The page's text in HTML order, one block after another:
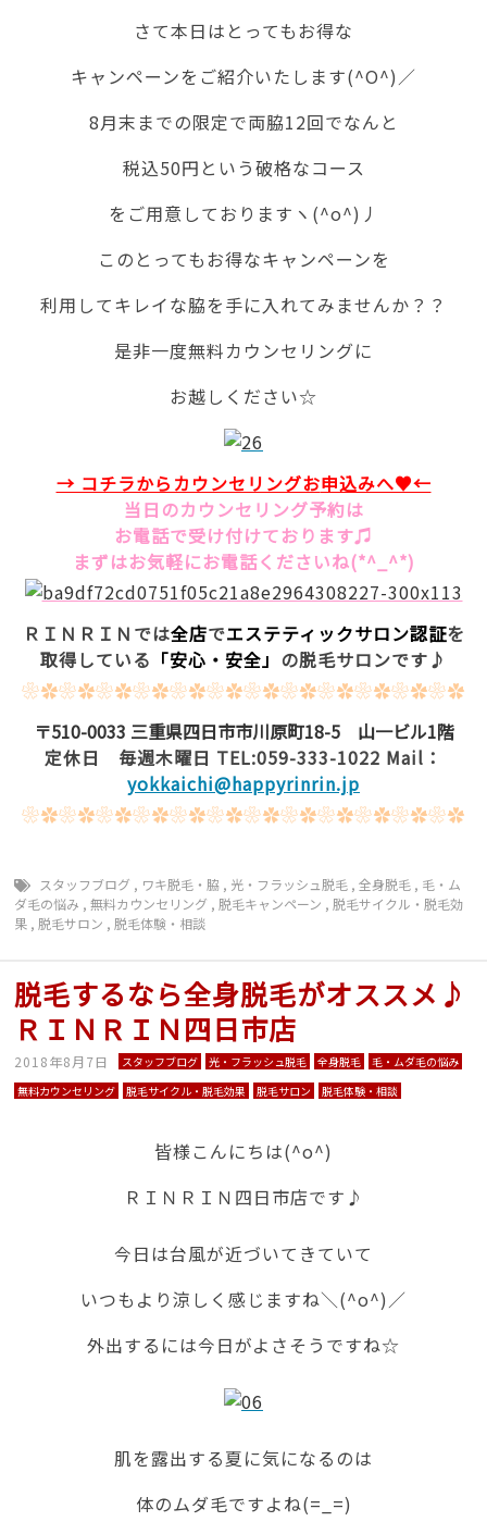
さて本日はとってもお得な
キャンペーンをご紹介いたします(^O^)／
8月末までの限定で両脇12回でなんと
税込50円という破格なコース
をご用意しておりますヽ(^o^)丿
このとってもお得なキャンペーンを
利用してキレイな脇を手に入れてみませんか？？
是非一度無料カウンセリングに
お越しください☆
→ コチラからカウンセリングお申込みへ♥←
当日のカウンセリング予約は
お電話で受け付けております♫
まずはお気軽にお電話くださいね(*^_^*)
ＲＩＮＲＩＮでは全店でエステティックサロン認証を
取得している 「安心・安全」 の脱毛サロンです♪
❀✿❀✿❀✿❀✿❀✿❀✿❀✿❀✿❀✿❀✿❀✿❀✿
〒510-0033 三重県四日市市川原町18-5 山一ビル1階
定休日 毎週木曜日 TEL:059-333-1022 Mail：
yokkaichi@happyrinrin.jp
❀✿❀✿❀✿❀✿❀✿❀✿❀✿❀✿❀✿❀✿❀✿❀✿
スタッフブログ , ワキ脱毛・脇 , 光・フラッシュ脱毛 ,全身脱毛 , 毛・ム
ダ毛の悩み ,無料カウンセリング ,脱毛キャンペーン ,脱毛サイクル・脱毛効
果 ,脱毛サロン ,脱毛体験・相談
脱毛するなら全身脱毛がオススメ♪
ＲＩＮＲＩＮ四日市店
2018年8月7日 スタッフブログ 光・フラッシュ脱毛 全身脱毛
毛・ムダ毛の悩み
無料カウンセリング
脱毛サイクル・脱毛効果 脱毛サロン 脱毛体験・相談
皆様こんにちは(^o^)
ＲＩＮＲＩＮ四日市店です♪
今日は台風が近づいてきていて
いつもより涼しく感じますね＼(^o^)／
外出するには今日がよさそうですね☆
肌を露出する夏に気になるのは
体のムダ毛ですよね(=_=)